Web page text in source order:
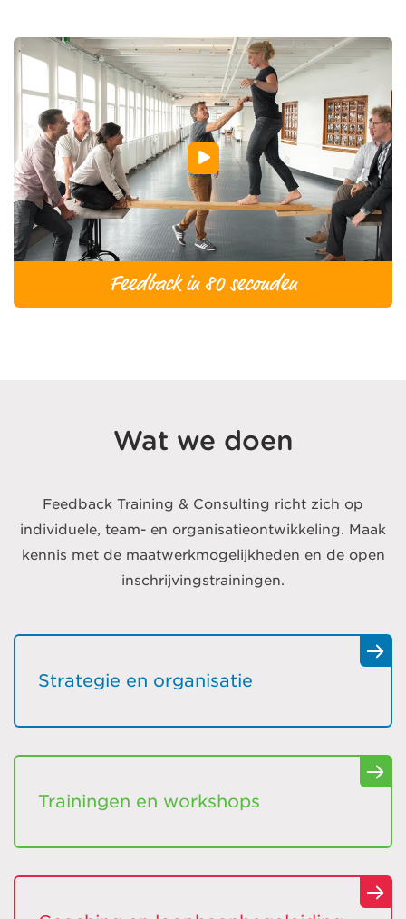
Feedback in 80 seconden
Wat we doen
Feedback Training & Consulting richt zich op
individuele, team- en organisatieontwikkeling. Maak
kennis met de maatwerkmogelijkheden en de open
inschrijvingstrainingen.
Strategie en organisatie
Trainingen en workshops